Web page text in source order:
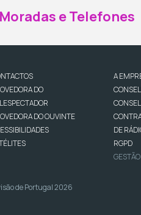
Moradas e Telefones
DO
DO OUVINTE
A
DE
RGPD
de Portugal 2026